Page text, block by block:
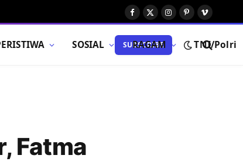
Facebook
X
Instagram
Pinterest
Vimeo
SOSIAL RAGAM TNI/Polri
SUBSCRIBE
Fatma